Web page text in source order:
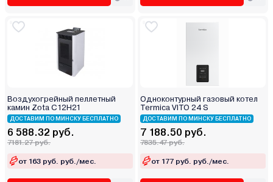
Воздухогрейный пеллетный
камин Zota С12Н21
ДОСТАВИМ ПО МИНСКУ БЕСПЛАТНО
6 588.32 руб.
7181.27 руб.
от 163 руб. руб./мес.
Одноконтурный газовый котел
Termica VITO 24 S
ДОСТАВИМ ПО МИНСКУ БЕСПЛАТНО
7 188.50 руб.
7835.47 руб.
от 177 руб. руб./мес.